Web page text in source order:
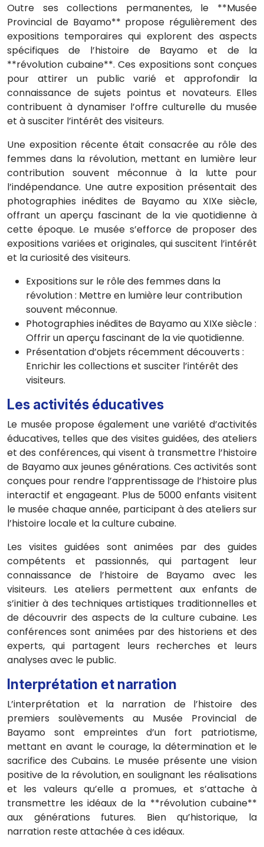
Outre ses collections permanentes, le **Musée
Provincial de Bayamo** propose régulièrement des
expositions temporaires qui explorent des aspects
spécifiques de l’histoire de Bayamo et de la
**révolution cubaine**. Ces expositions sont conçues
pour attirer un public varié et approfondir la
connaissance de sujets pointus et novateurs. Elles
contribuent à dynamiser l’offre culturelle du musée
et à susciter l’intérêt des visiteurs.
Une exposition récente était consacrée au rôle des
femmes dans la révolution, mettant en lumière leur
contribution souvent méconnue à la lutte pour
l’indépendance. Une autre exposition présentait des
photographies inédites de Bayamo au XIXe siècle,
offrant un aperçu fascinant de la vie quotidienne à
cette époque. Le musée s’efforce de proposer des
expositions variées et originales, qui suscitent l’intérêt
et la curiosité des visiteurs.
Expositions sur le rôle des femmes dans la
révolution : Mettre en lumière leur contribution
souvent méconnue.
Photographies inédites de Bayamo au XIXe siècle :
Offrir un aperçu fascinant de la vie quotidienne.
Présentation d’objets récemment découverts :
Enrichir les collections et susciter l’intérêt des
visiteurs.
Les activités éducatives
Le musée propose également une variété d’activités
éducatives, telles que des visites guidées, des ateliers
et des conférences, qui visent à transmettre l’histoire
de Bayamo aux jeunes générations. Ces activités sont
conçues pour rendre l’apprentissage de l’histoire plus
interactif et engageant. Plus de 5000 enfants visitent
le musée chaque année, participant à des ateliers sur
l’histoire locale et la culture cubaine.
Les visites guidées sont animées par des guides
compétents et passionnés, qui partagent leur
connaissance de l’histoire de Bayamo avec les
visiteurs. Les ateliers permettent aux enfants de
s’initier à des techniques artistiques traditionnelles et
de découvrir des aspects de la culture cubaine. Les
conférences sont animées par des historiens et des
experts, qui partagent leurs recherches et leurs
analyses avec le public.
Interprétation et narration
L’interprétation et la narration de l’histoire des
premiers soulèvements au Musée Provincial de
Bayamo sont empreintes d’un fort patriotisme,
mettant en avant le courage, la détermination et le
sacrifice des Cubains. Le musée présente une vision
positive de la révolution, en soulignant les réalisations
et les valeurs qu’elle a promues, et s’attache à
transmettre les idéaux de la **révolution cubaine**
aux générations futures. Bien qu’historique, la
narration reste attachée à ces idéaux.